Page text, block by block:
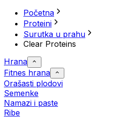
Početna
Proteini
Surutka u prahu
Clear Proteins
Hrana
Fitnes hrana
Orašasti plodovi
Semenke
Namazi i paste
Ribe